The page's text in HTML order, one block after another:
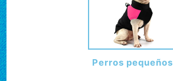
Perros pequeños